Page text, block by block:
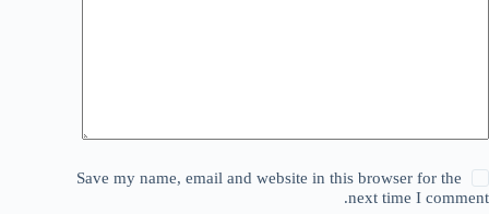
Save my name, email and website in this browser for the
next time I comment.